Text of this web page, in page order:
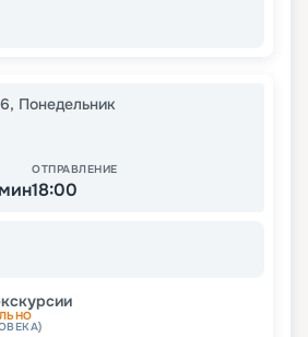
, Понедельник
ОТПРАВЛЕНИЕ
18:00